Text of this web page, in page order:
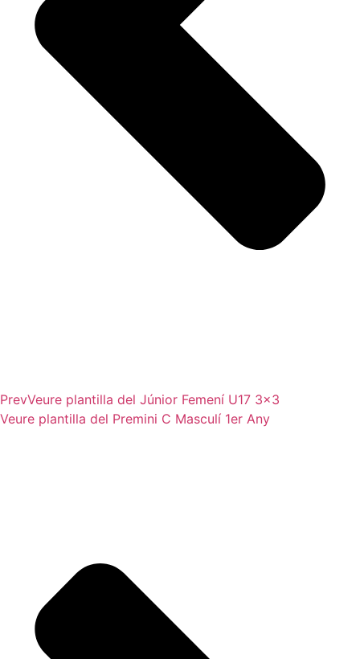
PrevVeure plantilla del Júnior Femení U17 3×3
Veure plantilla del Premini C Masculí 1er Any